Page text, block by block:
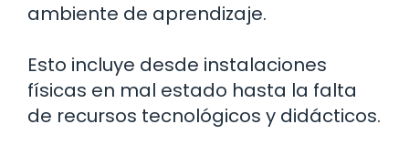
ambiente de aprendizaje.
Esto incluye desde instalaciones
físicas en mal estado hasta la falta
de recursos tecnológicos y didácticos.